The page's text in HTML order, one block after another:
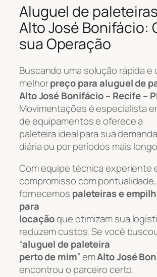
Aluguel de
Alto José Bonifácio:
sua Operação
Buscando uma solução rápida e
melhorpreço para aluguel de
Alto José Bonifácio – Recife –
Movimentações é especialista
de equipamentos e oferece a
paleteira ideal para sua
diária ou por períodos mais
Com equipe técnica experiente
compromisso com pontualidade,
fornecemos paleteiras e
para
locaçãoque otimizam sua
reduzem custos. Se você
“aluguel de paleteira
perto de mim” emAlto José
encontrou o parceiro certo.